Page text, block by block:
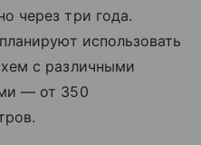
через три года.
использовать
с различными
— от 350